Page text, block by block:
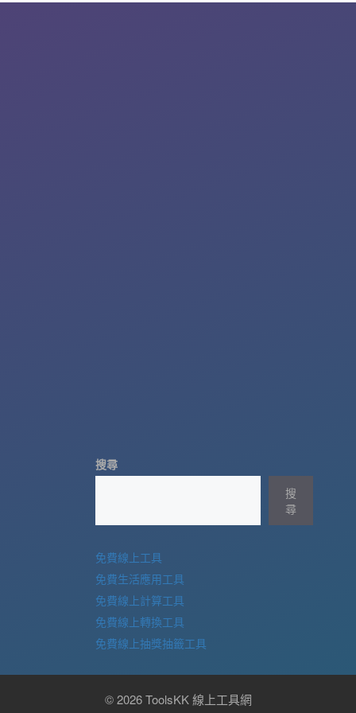
搜尋
搜
尋
免費線上工具
免費生活應用工具
免費線上計算工具
免費線上轉換工具
免費線上抽獎抽籤工具
© 2026 ToolsKK 線上工具網